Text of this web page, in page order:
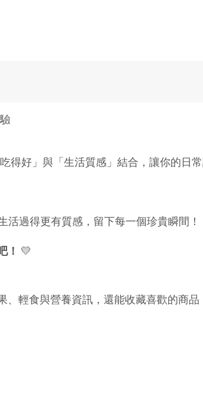
得好」與「生活質感」結合，讓你的日
過得更有質感，留下每一個珍貴瞬間！
！ 💛
、輕食與營養資訊，還能收藏喜歡的商